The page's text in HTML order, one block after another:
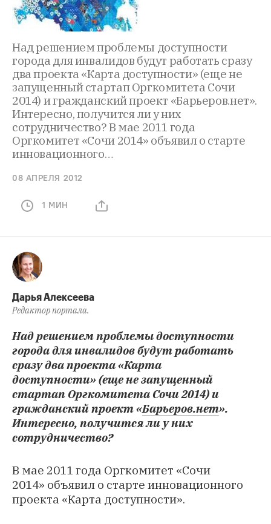
Над решением проблемы доступности
города для инвалидов будут работать сразу
два проекта «Карта доступности» (еще не
запущенный стартап Оргкомитета Сочи
2014) и гражданский проект «Барьеров.нет».
Интересно, получится ли у них
сотрудничество? В мае 2011 года
Оргкомитет «Сочи 2014» объявил о старте
инновационного…
08 АПРЕЛЯ 2012
1 МИН
Дарья Алексеева
Редактор портала.
Над решением проблемы доступности
города для инвалидов будут работать
сразу два проекта «Карта
доступности» (еще не запущенный
стартап Оргкомитета Сочи 2014) и
гражданский проект «Барьеров.нет».
Интересно, получится ли у них
сотрудничество?
В мае 2011 года Оргкомитет «Сочи
2014» объявил о старте инновационного
проекта «Карта доступности».